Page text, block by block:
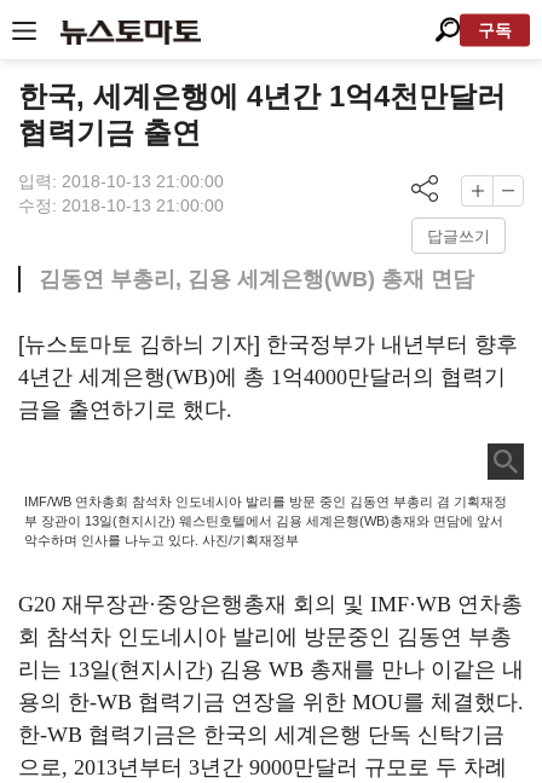
구독
한국, 세계은행에 4년간 1억4천만달러
협력기금 출연
입력: 2018-10-13 21:00:00
수정: 2018-10-13 21:00:00
답글쓰기
김동연 부총리, 김용 세계은행(WB) 총재 면담
[뉴스토마토 김하늬 기자] 한국정부가 내년부터 향후
4년간 세계은행(WB)에 총 1억4000만달러의 협력기
금을 출연하기로 했다.
IMF/WB 연차총회 참석차 인도네시아 발리를 방문 중인 김동연 부총리 겸 기획재정
부 장관이 13일(현지시간) 웨스틴호텔에서 김용 세계은행(WB)총재와 면담에 앞서
악수하며 인사를 나누고 있다. 사진/기획재정부
G20 재무장관·중앙은행총재 회의 및 IMF·WB 연차총
회 참석차 인도네시아 발리에 방문중인 김동연 부총
리는 13일(현지시간) 김용 WB 총재를 만나 이같은 내
용의 한-WB 협력기금 연장을 위한 MOU를 체결했다.
한-WB 협력기금은 한국의 세계은행 단독 신탁기금
으로, 2013년부터 3년간 9000만달러 규모로 두 차례